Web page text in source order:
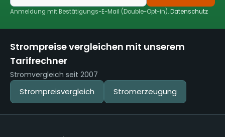
Anmeldung mit Bestätigungs-E-Mail (Double-Opt-in).Datenschutz
Strompreise vergleichen mit unserem
Tarifrechner
Stromvergleich seit 2007
Strompreisvergleich Stromerzeugung